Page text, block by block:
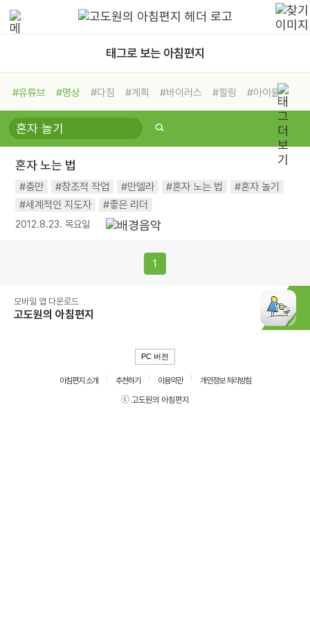
태그로 보는 아침편지
#유튜브 #명상 #다짐 #계획 #바이러스 #힐링
#아이들
#비전캠프
#독서캠프 #삶
#희망
#나눔 #친구 #링컨학교
#독서
#건강
혼자 노는 법
#충만 #창조적 작업 #만델라 #혼자 노는 법
#혼자 놀기
#세계적인 지도자
#좋은 리더
2012.8.23. 목요일
1
모바일 앱 다운로드
고도원의 아침편지
PC 버전
아침편지 소개 추천하기 이용약관
개인정보 처리방침
ⓒ 고도원의 아침편지